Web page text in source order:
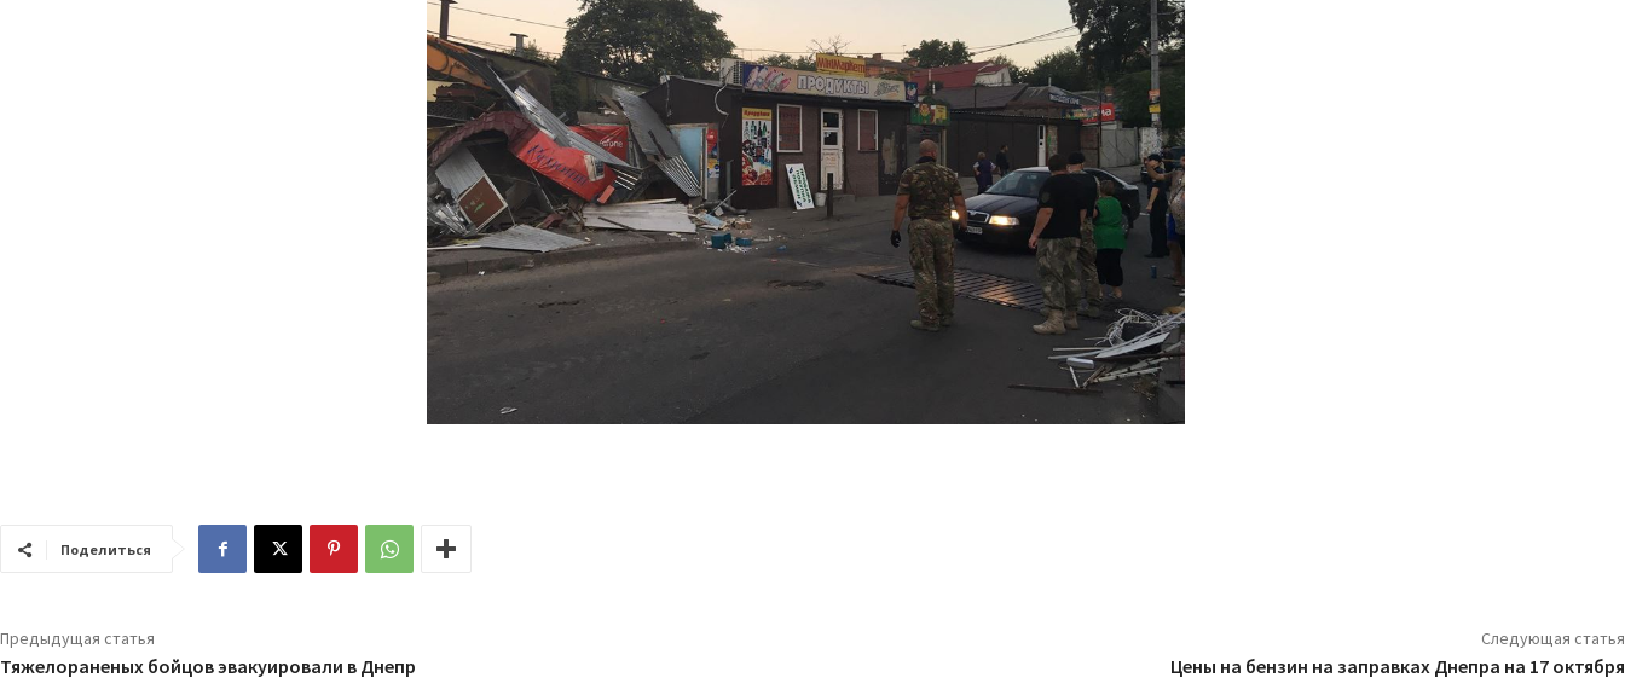
Поделиться
Предыдущая статья
Тяжелораненых бойцов эвакуировали в Днепр
Следующая статья
Цены на бензин на заправках Днепра на 17 октября